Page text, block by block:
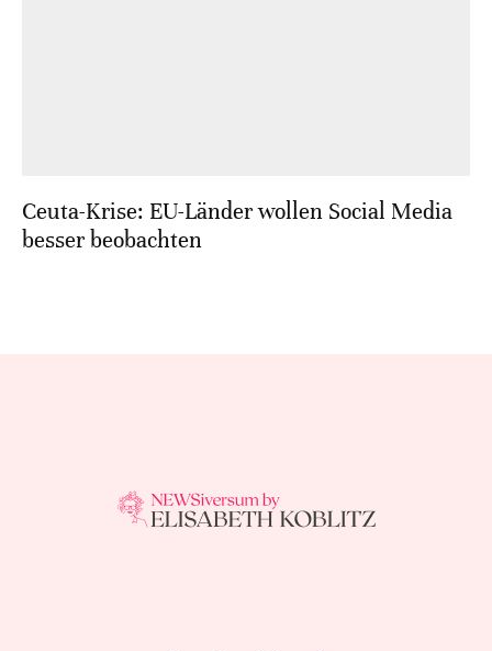
Ceuta-Krise: EU-Länder wollen Social Media
besser beobachten